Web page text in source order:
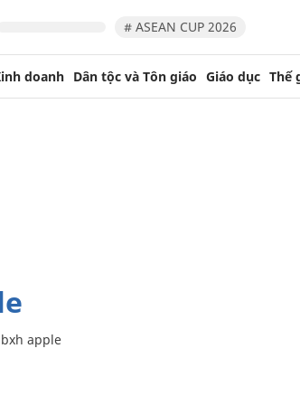
# ASEAN CUP 2026
doanh Dân tộc và Tôn giáo Giáo dục Thế
bxh apple